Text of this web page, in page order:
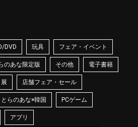
DVD 玩具 フェア・イベント
のあな限定版 その他 電子書籍
店舗フェア・セール
とらのあな×韓国 PCゲーム
アプリ